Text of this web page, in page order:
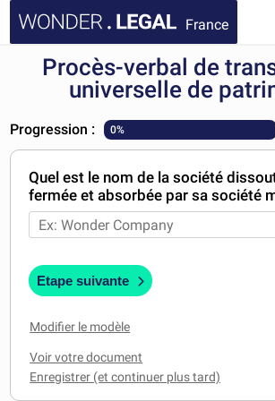
France
ACCUEIL
MON COMPTE
Procès-verbal de
universelle de
Progression : 0%
Quel est le nom de la société
fermée et absorbée par sa société
Etape suivante
Modifier le modèle
Voir votre document